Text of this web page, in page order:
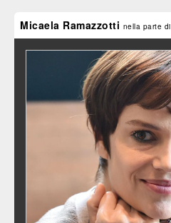
Micaela Ramazzotti nella parte di